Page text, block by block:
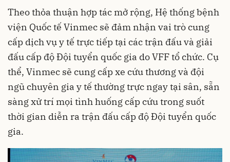
Theo thỏa thuận hợp tác mở rộng, Hệ thống bệnh
viện Quốc tế Vinmec sẽ đảm nhận vai trò cung
cấp dịch vụ y tế trực tiếp tại các trận đấu và giải
đấu cấp độ Đội tuyển quốc gia do VFF tổ chức. Cụ
thể, Vinmec sẽ cung cấp xe cứu thương và đội
ngũ chuyên gia y tế thường trực ngay tại sân, sẵn
sàng xử trí mọi tình huống cấp cứu trong suốt
thời gian diễn ra trận đấu cấp độ Đội tuyển quốc
gia.